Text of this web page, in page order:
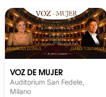
VOZ DE MUJER
Auditorium San Fedele,
Milano